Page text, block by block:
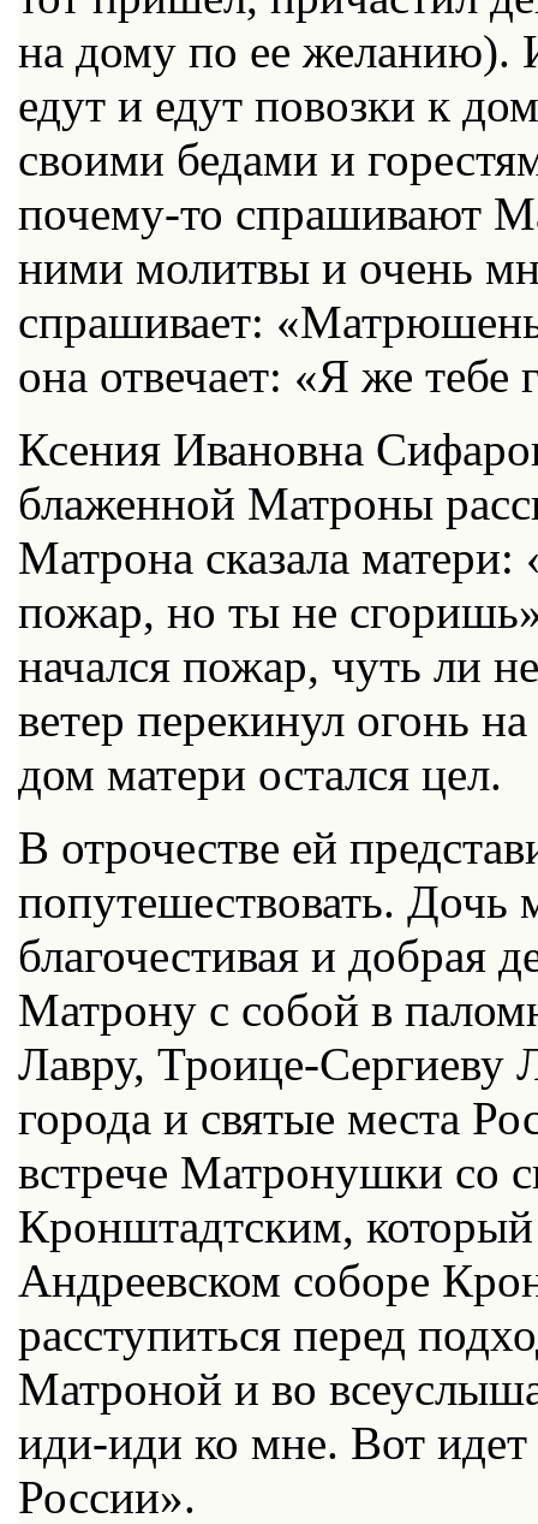
на дому по ее желанию).
едут и едут повозки к
своими бедами и
почему-то спрашивают
ними молитвы и очень
спрашивает:
она отвечает: «Я же тебе
Ксения Ивановна
блаженной Матроны
Матрона сказала матери:
пожар, но ты не
начался пожар, чуть ли
ветер перекинул огонь
дом матери остался цел.
В отрочестве ей
попутешествовать. Дочь
благочестивая и добрая
Матрону с собой в
Лавру, Троице-Сергиеву
города и святые места
встрече Матронушки со
Кронштадтским,
Андреевском соборе
расступиться перед
Матроной и во
иди-иди ко мне. Вот
России».